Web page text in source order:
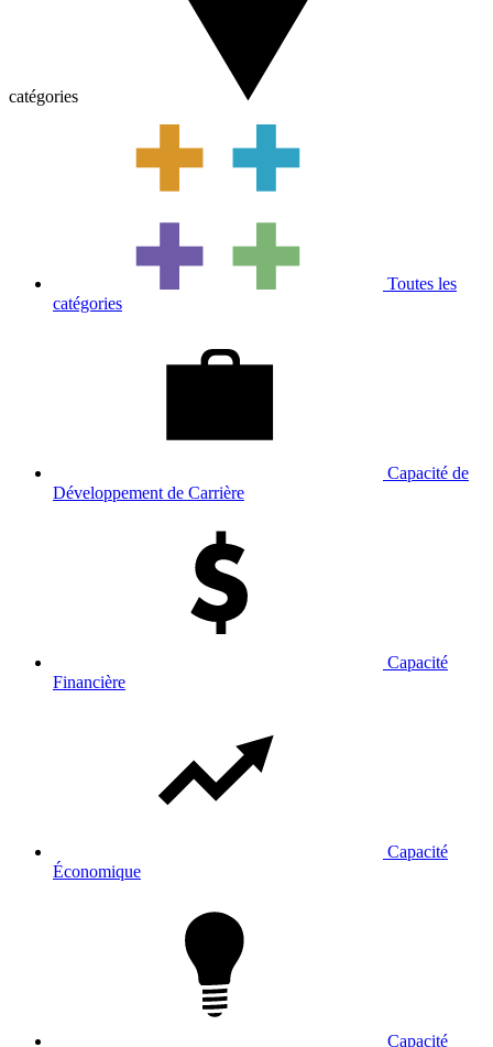
catégories
Toutes les
catégories
Capacité de
Développement de Carrière
Capacité
Financière
Capacité
Économique
Capacité